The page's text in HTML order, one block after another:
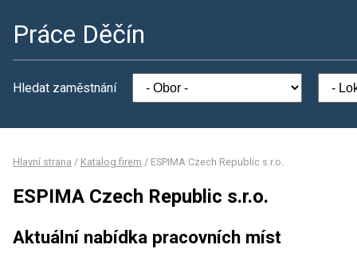
Práce Děčín
Hledat zaměstnání
Hlavní strana / Katalog firem / ESPIMA Czech Republic s.r.o.
ESPIMA Czech Republic s.r.o.
Aktuální nabídka pracovních míst